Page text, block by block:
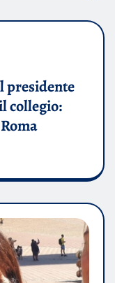
presidente
collegio: